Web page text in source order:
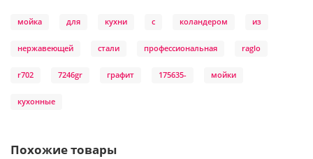
мойка для кухни с коландером из
нержавеющей стали профессиональная raglo
r702 7246gr графит 175635- мойки
кухонные
Похожие товары